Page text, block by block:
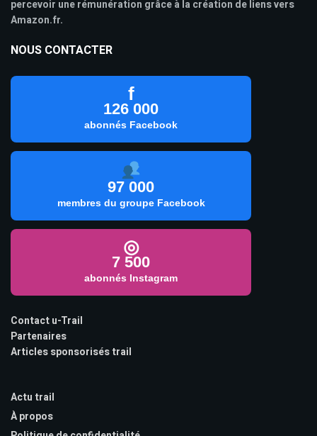
percevoir une rémunération grâce à la création de liens vers
Amazon.fr.
NOUS CONTACTER
f
126 000
abonnés Facebook
97 000
membres du groupe Facebook
◎
7 500
abonnés Instagram
Contact u-Trail
Partenaires
Articles sponsorisés trail
Actu trail
À propos